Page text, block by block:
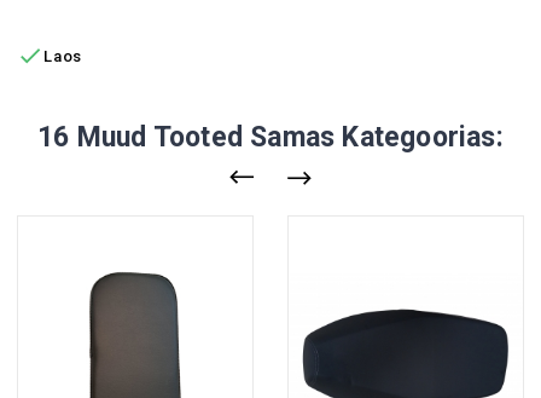
 Laos
16 Muud Tooted Samas Kategoorias: